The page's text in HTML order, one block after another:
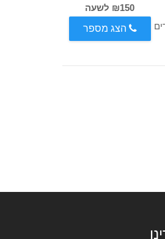
₪150 לשעה
הצג מספר